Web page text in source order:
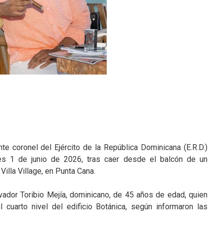
coronel del Ejército de la República Dominicana (E.R.D.)
1 de junio de 2026, tras caer desde el balcón de un
Village, en Punta Cana.
Toribio Mejía, dominicano, de 45 años de edad, quien
nivel del edificio Botánica, según informaron las